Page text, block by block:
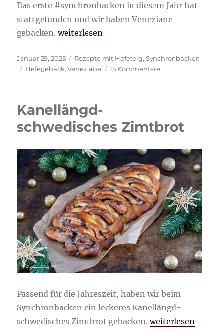
Das erste #synchronbacken in diesem Jahr hat
stattgefunden und wir haben Veneziane
gebacken.„Veneziane“
weiterlesen
Veröffentlicht
am
Januar 29, 2025 Kategorien
Rezepte mit Hefeteig,Synchronbacken
Schlagwörter
Hefegebäck,Veneziane 15 Kommentarezu
Kanellängd-
schwedisches Zimtbrot
Passend für die Jahreszeit, haben wir beim
Synchronbacken ein leckeres Kanellängd-
schwedisches Zimtbrot gebacken.„Kanellängd-
weiterlesen